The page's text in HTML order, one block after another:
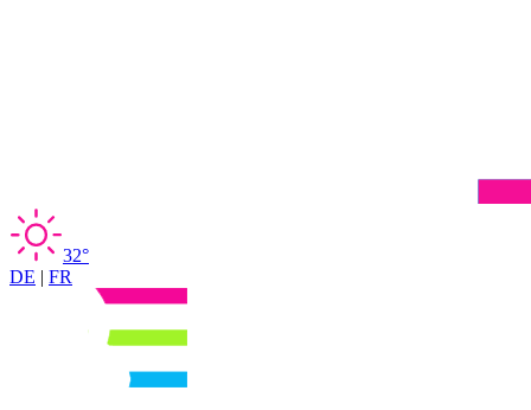
32°
DE | FR